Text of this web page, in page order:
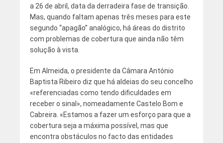
a 26 de abril, data da derradeira fase de transição.
Mas, quando faltam apenas três meses para este
segundo “apagão” analógico, há áreas do distrito
com problemas de cobertura que ainda não têm
solução à vista.
Em Almeida, o presidente da Câmara António
Baptista Ribeiro diz que há aldeias do seu concelho
«referenciadas como tendo dificuldades em
receber o sinal», nomeadamente Castelo Bom e
Cabreira. «Estamos a fazer um esforço para que a
cobertura seja a máxima possível, mas que
encontra obstáculos no facto das entidades